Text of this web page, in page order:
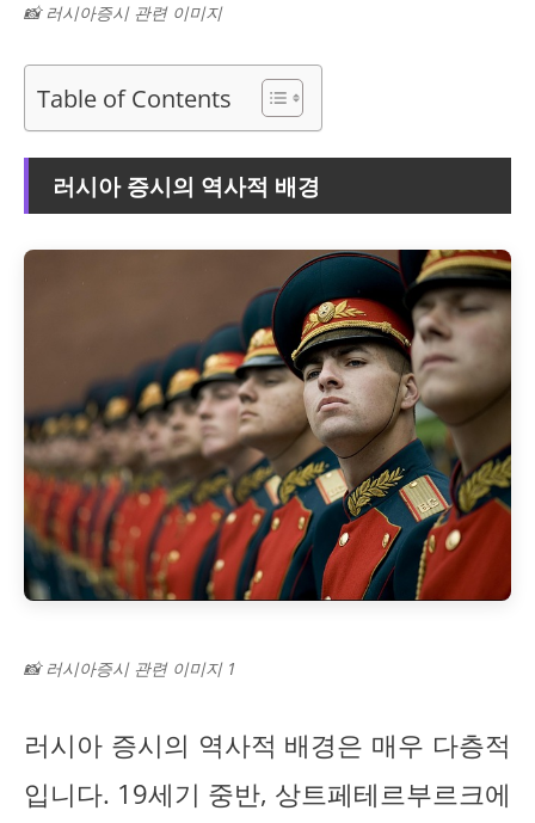
📸 러시아증시 관련 이미지
Table of Contents
러시아 증시의 역사적 배경
📸 러시아증시 관련 이미지 1
러시아 증시의 역사적 배경은 매우 다층적
입니다. 19세기 중반, 상트페테르부르크에